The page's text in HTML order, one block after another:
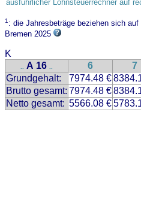
ausführlicher Lohnsteuerrechner auf
1: die Jahresbeträge beziehen sich
Bremen 2025
K
.. A 16 .. 6 7
Grundgehalt:
7974.48 €
Brutto gesamt: 7974.48 €
Netto gesamt: 5566.08 €